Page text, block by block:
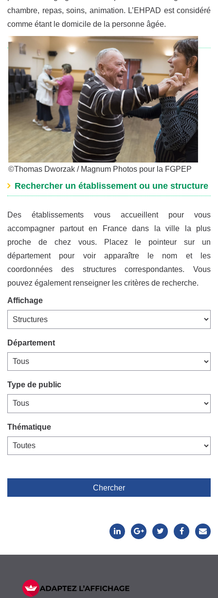
chambre, repas, soins, animation. L’EHPAD est considéré
comme étant le domicile de la personne âgée.
©Thomas Dworzak / Magnum Photos pour la FGPEP
Rechercher un établissement ou une structure
Des établissements vous accueillent pour vous
accompagner partout en France dans la ville la plus
proche de chez vous. Placez le pointeur sur un
département pour voir apparaître le nom et les
coordonnées des structures correspondantes. Vous
pouvez également renseigner les critères de recherche.
Affichage
Département
Type de public
Thématique
Chercher